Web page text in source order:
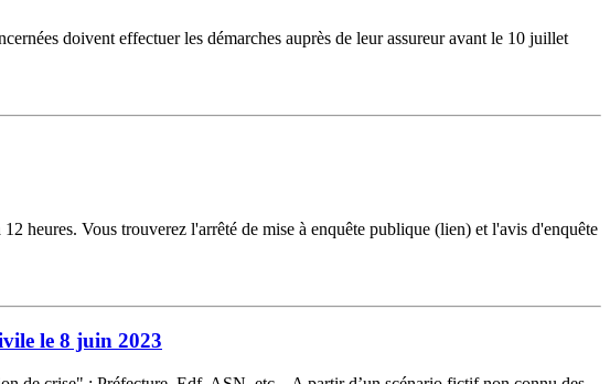
doivent effectuer les démarches auprès de leur assureur avant le 10 juillet
heures. Vous trouverez l'arrêté de mise à enquête publique (lien) et l'avis d'enquête
le 8 juin 2023